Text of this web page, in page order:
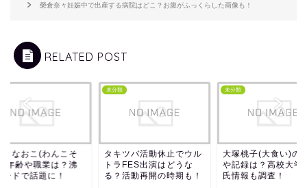
榮倉奈々妊娠中で出産する病院はどこ？お腹がふっくらした画像も！
RELATED POST
ツバ活動休止でウル
FES出演はどうな
活動再開の時期も！
未分類
大塚桃子(大食い)の職業
や記録は？高校大学や彼
氏情報も調査！
未分類
おばらなおこ(わん
ば)の年齢や職業は
騰ワードで話題に！